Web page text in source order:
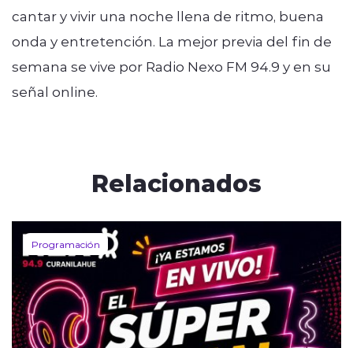
cantar y vivir una noche llena de ritmo, buena
onda y entretención. La mejor previa del fin de
semana se vive por Radio Nexo FM 94.9 y en su
señal online.
Relacionados
Programación